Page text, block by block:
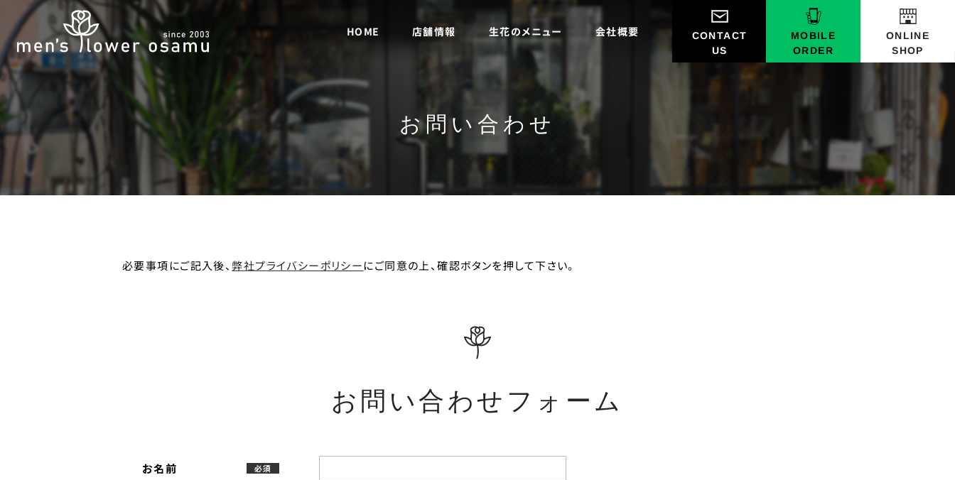
HOME 店舗情報 生花のメニュー 会社概要 CONTACT
US
MOBILE
ORDER
ONLINE
SHOP
お問い合わせ
必要事項にご記入後、弊社プライバシーポリシーにご同意の上、確認ボタンを押して下さい。
お問い合わせフォーム
必須
お名前